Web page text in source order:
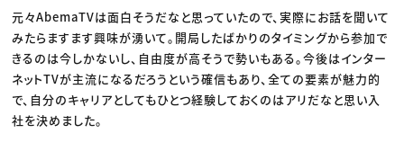
元々AbemaTVは面白そうだなと思っていたので、実際にお話を聞いて
みたらますます興味が湧いて。開局したばかりのタイミングから参加で
きるのは今しかないし、自由度が高そうで勢いもある。今後はインター
ネットTVが主流になるだろうという確信もあり、全ての要素が魅力的
で、自分のキャリアとしてもひとつ経験しておくのはアリだなと思い入
社を決めました。